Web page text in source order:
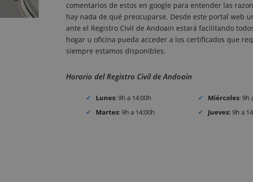
comentarios de estos en google para entender las
hay nada de qué preocuparse. Desde este portal web
ante el Registro Civil de Andoain estará facilitando
hogar u oficina pueda acceder a los certificados que
siempre estamos disponibles.
Horario del Registro Civil de Andoain
Lunes: 9h a 14:00h
Martes: 9h a 14:00h
Miércoles: 9h
Jueves: 9h a